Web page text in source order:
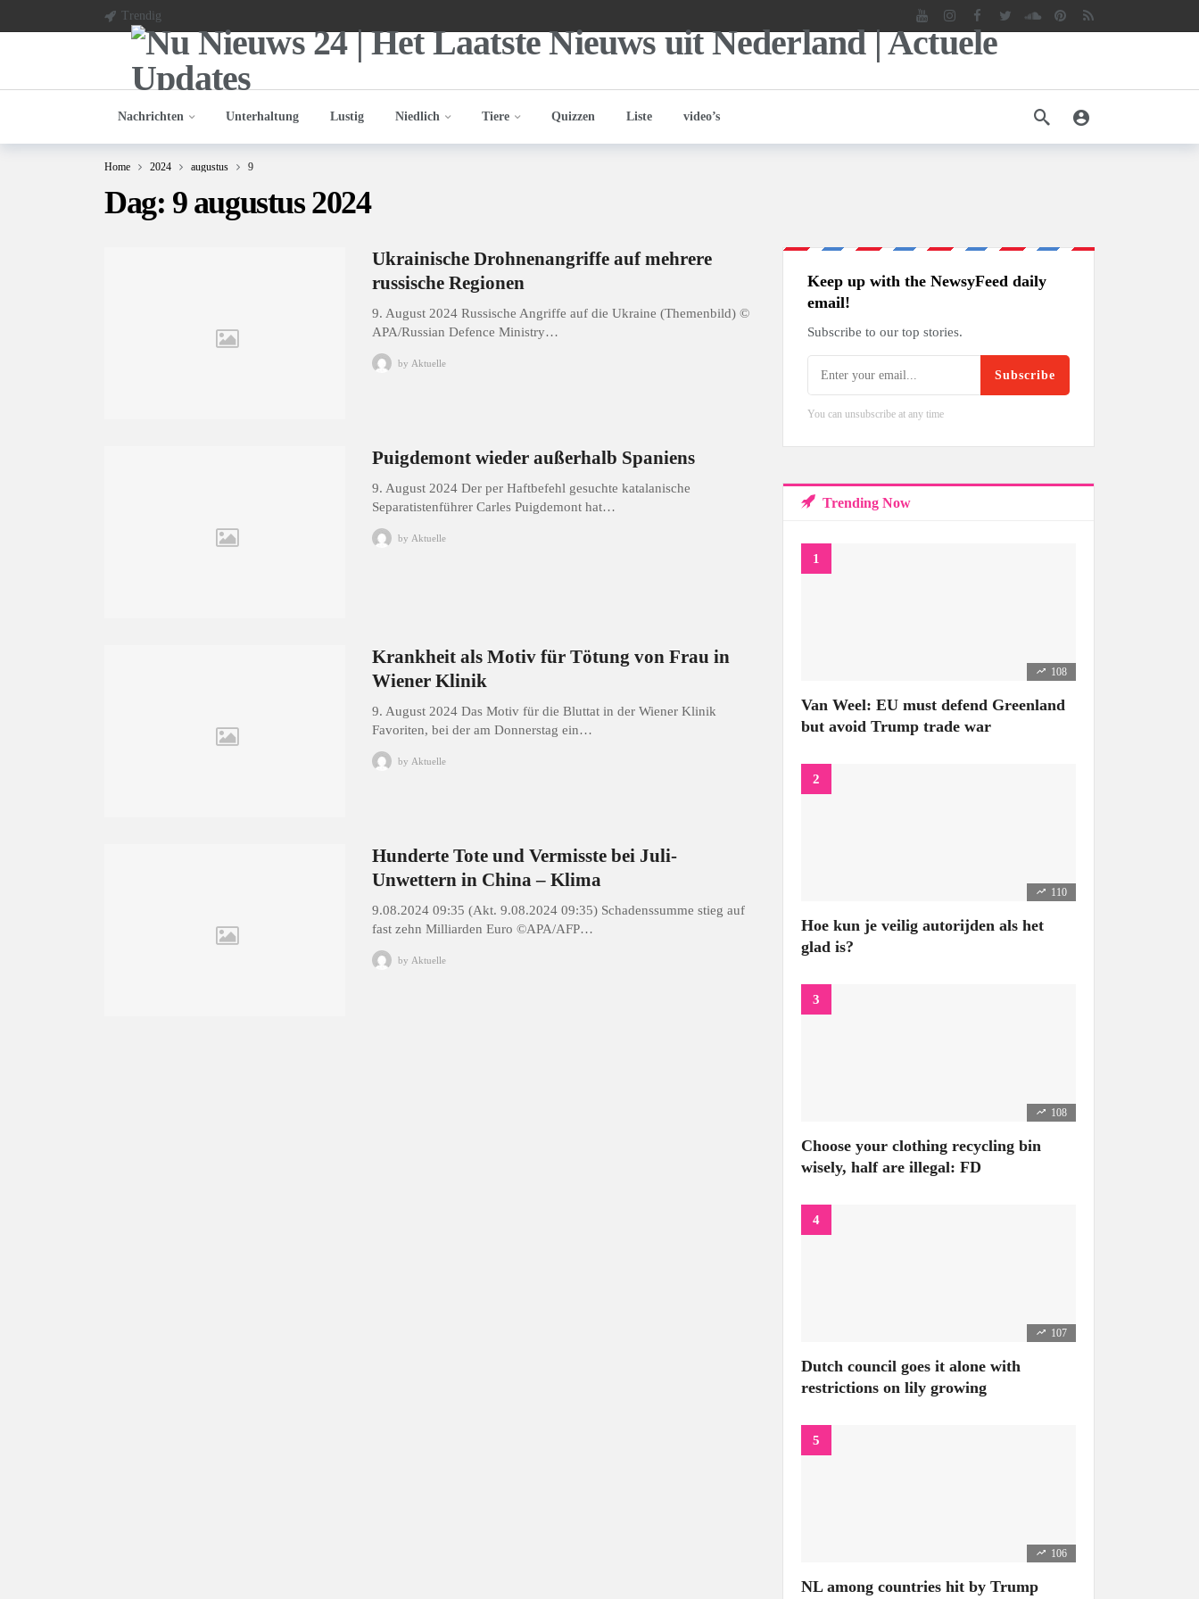
Trendig
Nachrichten Unterhaltung Lustig Niedlich Tiere Quizzen Liste video’s
Home 2024 augustus 9
Dag: 9 augustus 2024
Ukrainische Drohnenangriffe auf mehrere
russische Regionen
9. August 2024 Russische Angriffe auf die Ukraine (Themenbild) ©
APA/Russian Defence Ministry…
by Aktuelle
Puigdemont wieder außerhalb Spaniens
9. August 2024 Der per Haftbefehl gesuchte katalanische
Separatistenführer Carles Puigdemont hat…
by Aktuelle
Krankheit als Motiv für Tötung von Frau in
Wiener Klinik
9. August 2024 Das Motiv für die Bluttat in der Wiener Klinik
Favoriten, bei der am Donnerstag ein…
by Aktuelle
Hunderte Tote und Vermisste bei Juli-
Unwettern in China – Klima
9.08.2024 09:35 (Akt. 9.08.2024 09:35) Schadenssumme stieg auf
fast zehn Milliarden Euro ©APA/AFP…
by Aktuelle
Keep up with the NewsyFeed daily
email!
Subscribe to our top stories.
Subscribe
You can unsubscribe at any time
Trending Now
108
Van Weel: EU must defend Greenland
but avoid Trump trade war
110
Hoe kun je veilig autorijden als het
glad is?
108
Choose your clothing recycling bin
wisely, half are illegal: FD
107
Dutch council goes it alone with
restrictions on lily growing
106
NL among countries hit by Trump